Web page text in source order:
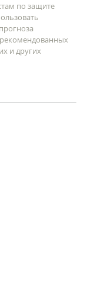
по защите
рекомендованных
и других